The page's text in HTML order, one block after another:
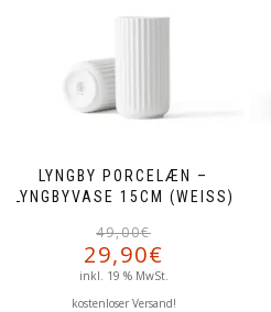
LYNGBY PORCELÆN –
LYNGBYVASE 15CM (WEISS)
49,00€
29,90€
inkl. 19 % MwSt.
kostenloser Versand!